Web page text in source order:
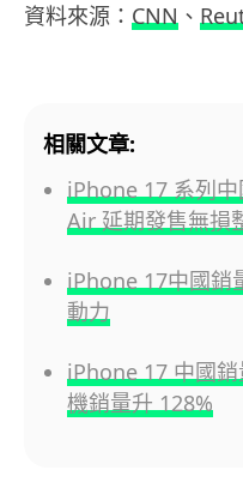
資料來源： CNN 、
相關文章:
iPhone 17 系列
Air 延期發售無損
iPhone 17中國銷
動力
iPhone 17 中國
機銷量升 128%